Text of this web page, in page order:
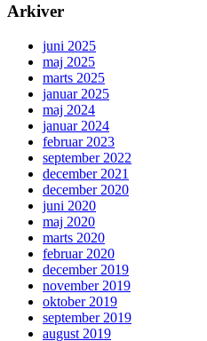
Arkiver
juni 2025
maj 2025
marts 2025
januar 2025
maj 2024
januar 2024
februar 2023
september 2022
december 2021
december 2020
juni 2020
maj 2020
marts 2020
februar 2020
december 2019
november 2019
oktober 2019
september 2019
august 2019